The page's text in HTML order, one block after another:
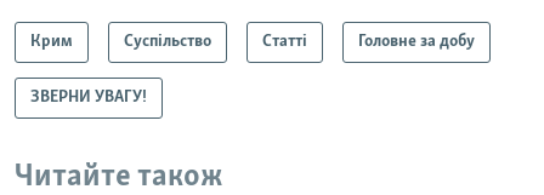
Крим Суспільство Статті Головне за добу
ЗВЕРНИ УВАГУ!
Читайте також